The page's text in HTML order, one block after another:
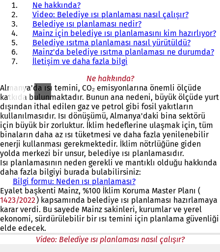
Ne hakkında?
Video: Belediye ısı planlaması nasıl çalışır?
Belediye ısı planlaması nedir?
Mainz için belediye ısı planlamasını kim hazırlıyor?
Belediye ısıtma planlaması nasıl yürütüldü?
Mainz'da belediye ısıtma planlaması ne durumda?
İletişim ve daha fazla bilgi
Ne hakkında?
Almanya'da ısı temini, CO₂ emisyonlarına önemli ölçüde
katkıda bulunmaktadır. Bunun ana nedeni, büyük ölçüde yurt
dışından ithal edilen gaz ve petrol gibi fosil yakıtların
kullanılmasıdır. Isı dönüşümü, Almanya'daki bina sektörü
için büyük bir zorluktur. İklim hedeflerine ulaşmak için, tüm
binaların daha az ısı tüketmesi ve daha fazla yenilenebilir
enerji kullanması gerekmektedir. İklim nötrlüğüne giden
yolda merkezi bir unsur, belediye ısı planlamasıdır.
Isı planlamasının neden gerekli ve mantıklı olduğu hakkında
daha fazla bilgiyi burada bulabilirsiniz:
Bilgi formu: Neden ısı planlaması?(
Y
e
n
i
i
Eyalet başkenti Mainz, %100 İklim Koruma Master Planı (
1423/2022(Yeni
bir
sekmede
açılır)
) kapsamında belediye ısı planlaması hazırlamaya
karar verdi. Bu sayede Mainz sakinleri, kurumlar ve yerel
ekonomi, sürdürülebilir bir ısı temini için planlama güvenliği
elde edecek.
bir
sekmede
Video: Belediye ısı planlaması nasıl çalışır?